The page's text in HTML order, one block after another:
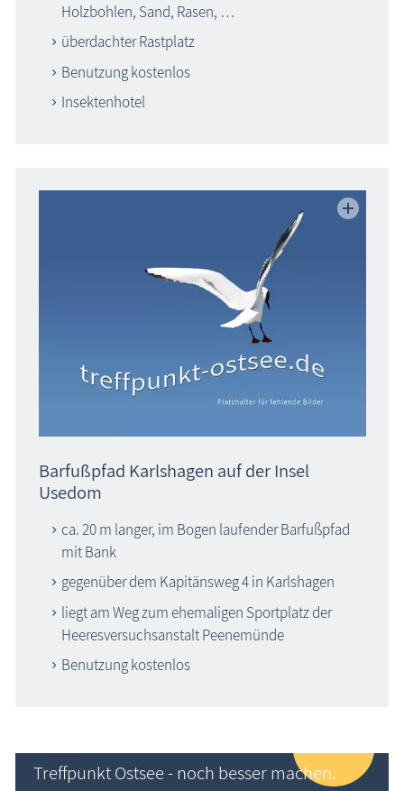
Holzbohlen, Sand, Rasen, …
überdachter Rastplatz
Benutzung kostenlos
Insektenhotel
Barfußpfad Karlshagen auf der Insel
Usedom
ca. 20 m langer, im Bogen laufender Barfußpfad
mit Bank
gegenüber dem Kapitänsweg 4 in Karlshagen
liegt am Weg zum ehemaligen Sportplatz der
Heeresversuchsanstalt Peenemünde
Benutzung kostenlos
Treffpunkt Ostsee - noch besser machen.